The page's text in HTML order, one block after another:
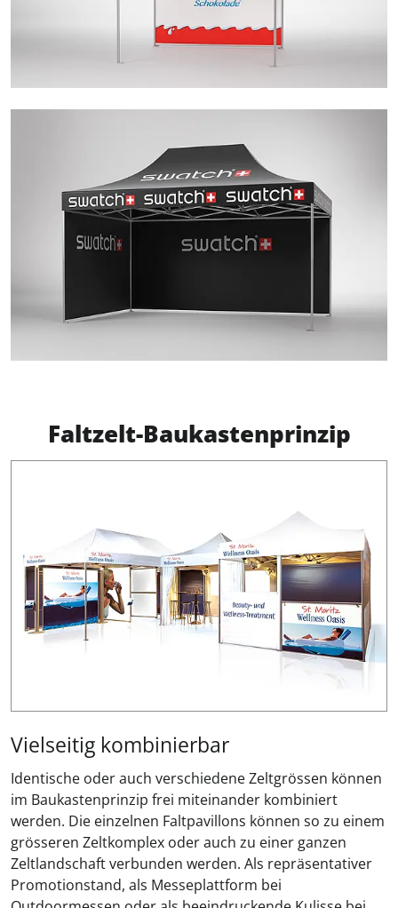
Faltzelt-Baukastenprinzip
Vielseitig kombinierbar
Identische oder auch verschiedene Zeltgrössen können
im Baukastenprinzip frei miteinander kombiniert
werden. Die einzelnen Faltpavillons können so zu einem
grösseren Zeltkomplex oder auch zu einer ganzen
Zeltlandschaft verbunden werden. Als repräsentativer
Promotionstand, als Messeplattform bei